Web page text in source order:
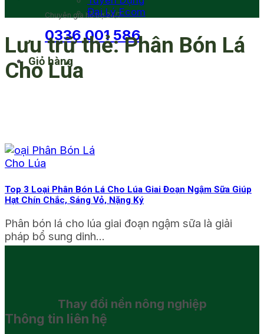
Chuyên gia hỗ trợ 24/7
0336 001 586
Giỏ hàng
Đại Lý Ecom
Lưu trữ thẻ:Phân Bón Lá
Cho Lúa
Top 3 Loại Phân Bón Lá Cho Lúa Giai Đoạn Ngậm Sữa Giúp
Hạt Chín Chắc, Sáng Vỏ, Nặng Ký
Phân bón lá cho lúa giai đoạn ngậm sữa là giải
pháp bổ sung dinh...
Thay đổi nền nông nghiệp
Thông tin liên hệ